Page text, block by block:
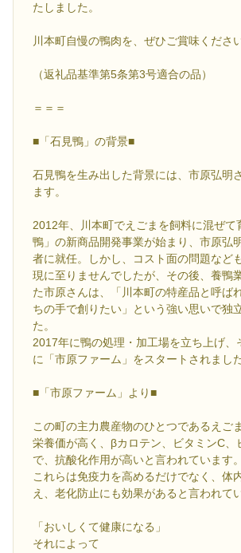
たしました。
川本町自慢の鴨肉を、ぜひご賞味ください
（返礼品基準第5条第3号適合の品）
＝＝＝
■「石見鴨」の背景■
石見鴨を生み出した背景には、市原弘明
ます。
2012年、川本町でえごまを飼料に混ぜて
鴨」の新商品開発事業が始まり、市原弘
者に就任。しかし、コスト面の問題など
現に至りませんでしたが、その後、養鴨
た市原さんは、「川本町の特産品と呼ば
ちの手で創りたい」という強い思いで独
た。
2017年に鴨の処理・加工場を立ち上げ、
に「市原ファーム」をスタートされました
■「市原ファーム」より■
この町の主力農産物のひとつであるえご
栄養価が高く、βカロテン、ビタミンC、
で、抗酸化作用が高いと言われています。
これらは免疫力を高めるだけでなく、体
え、老化防止にも効果があると言われて
「おいしくて健康になる」
それによって